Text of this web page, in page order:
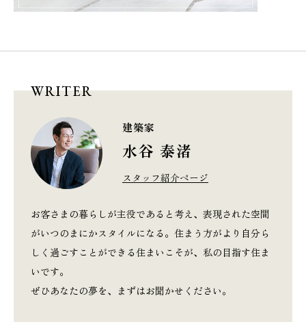
WRITER
建築家
水谷 泰渚
スタッフ紹介ページ
お客さまの暮らしが主役であると考え、表現された空間
がいつのまにかスタイルになる。住まう方がより自分ら
しく過ごすことができる住まいこそが、私の目指す住ま
いです。
ぜひあなたの夢を、まずはお聞かせください。